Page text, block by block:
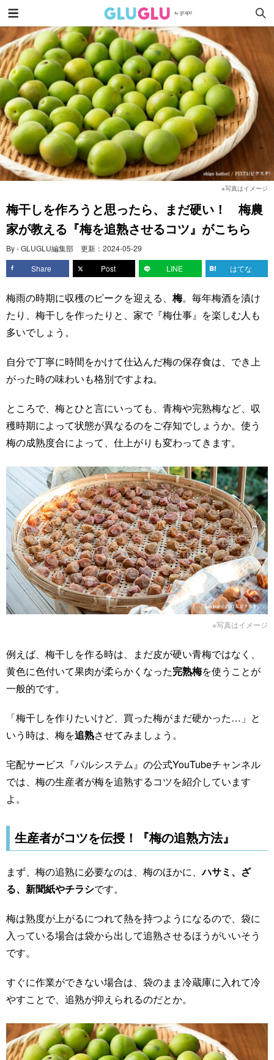
※写真はイメージ
梅干しを作ろうと思ったら、まだ硬い！ 梅農
家が教える『梅を追熟させるコツ』がこちら
By - GLUGLU編集部 更新： 2024-05-29
Share
Post LINE はてな
梅雨の時期に収穫のピークを迎える、 梅。毎年梅酒を漬け
たり、梅干しを作ったりと、家で『梅仕事』を楽しむ人も
多いでしょう。
自分で丁寧に時間をかけて仕込んだ梅の保存食は、でき上
がった時の味わいも格別ですよね。
ところで、梅とひと言にいっても、青梅や完熟梅など、収
穫時期によって状態が異なるのをご存知でしょうか。使う
梅の成熟度合によって、仕上がりも変わってきます。
※写真はイメージ
例えば、梅干しを作る時は、まだ皮が硬い青梅ではなく、
黄色に色付いて果肉が柔らかくなった完熟梅を使うことが
一般的です。
「梅干しを作りたいけど、買った梅がまだ硬かった…」と
いう時は、梅を追熟させてみましょう。
宅配サービス『パルシステム』の公式YouTubeチャンネル
では、梅の生産者が梅を追熟するコツを紹介しています
よ。
生産者がコツを伝授！『梅の追熟方法』
まず、梅の追熟に必要なのは、梅のほかに、ハサミ、ざ
る、新聞紙やチラシです。
梅は熟度が上がるにつれて熱を持つようになるので、袋に
入っている場合は袋から出して追熟させるほうがいいそう
です。
すぐに作業ができない場合は、袋のまま冷蔵庫に入れて冷
やすことで、追熟が抑えられるのだとか。